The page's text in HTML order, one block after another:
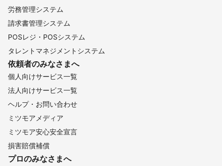
労務管理システム
請求書管理システム
POSレジ・POSシステム
タレントマネジメントシステム
依頼者のみなさまへ
個人向けサービス一覧
法人向けサービス一覧
ヘルプ・お問い合わせ
ミツモアメディア
ミツモア安心安全宣言
損害賠償補償
プロのみなさまへ